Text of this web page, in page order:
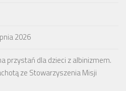
2026
przystań dla dzieci z albinizmem.
ze Stowarzyszenia Misji